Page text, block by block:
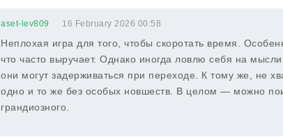
aset-lev809 16 February 2026 00:58
Неплохая игра для того, чтобы скоротать время.
что часто выручает. Однако иногда ловлю себя на
они могут задерживаться при переходе. К тому же, не
одно и то же без особых новшеств. В целом — можно
грандиозного.